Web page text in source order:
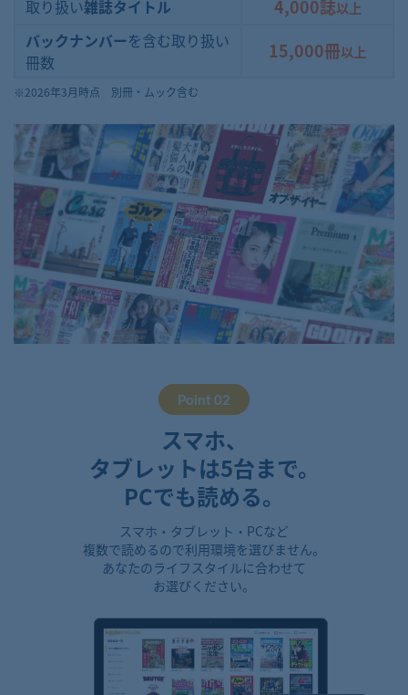
取り扱い雑誌タイトル 4,000誌以上
バックナンバーを含む取り扱い
冊数
15,000冊以上
※2026年3月時点 別冊・ムック含む
Point 02
スマホ、
タブレットは5台まで。
PCでも読める。
スマホ・タブレット・PCなど
複数で読めるので利用環境を選びません。
あなたのライフスタイルに合わせて
お選びください。